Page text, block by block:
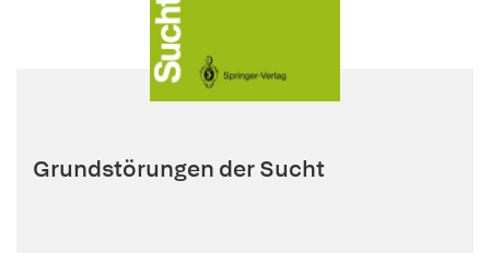
Grundstörungen der Sucht